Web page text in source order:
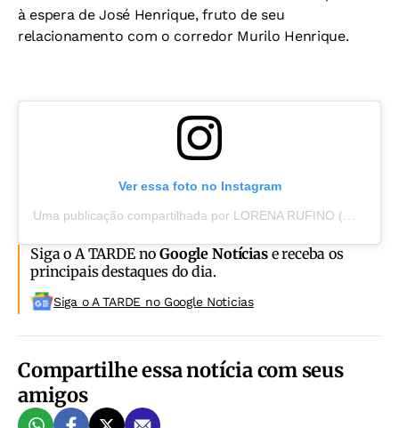
à espera de José Henrique, fruto de seu
relacionamento com o corredor Murilo Henrique.
Ver essa foto no Instagram
Siga o A TARDE noGoogle Notíciase receba os
principais destaques do dia.
Siga o A TARDE no Google Noticias
Compartilhe essa notícia com seus
amigos